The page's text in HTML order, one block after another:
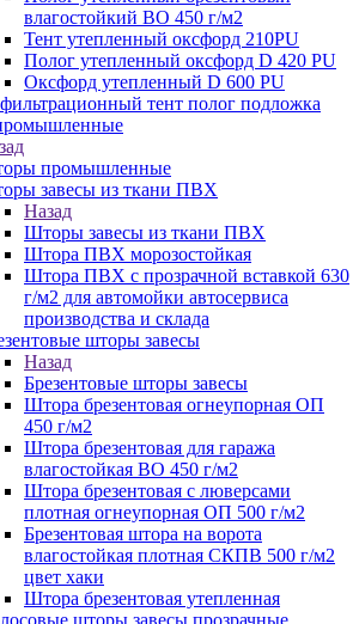
влагостойкий ВО 450 г/м2
Тент утепленный оксфорд 210PU
Полог утепленный оксфорд D 420 PU
Оксфорд утепленный D 600 PU
тент полог подложка
промышленные
завесы из ткани ПВХ
Назад
Шторы завесы из ткани ПВХ
Штора ПВХ морозостойкая
Штора ПВХ с прозрачной вставкой 630
г/м2 для автомойки автосервиса
производства и склада
шторы завесы
Назад
Брезентовые шторы завесы
Штора брезентовая огнеупорная ОП
450 г/м2
Штора брезентовая для гаража
влагостойкая ВО 450 г/м2
Штора брезентовая с люверсами
плотная огнеупорная ОП 500 г/м2
Брезентовая штора на ворота
влагостойкая плотная СКПВ 500 г/м2
цвет хаки
Штора брезентовая утепленная
шторы завесы прозрачные